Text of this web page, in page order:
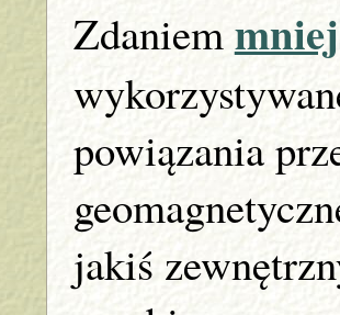
Zdaniem
powiązania
jakiś